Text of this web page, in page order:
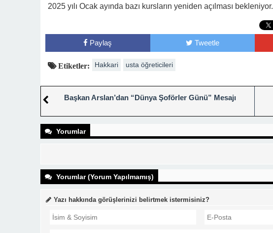
2025 yılı Ocak ayında bazı kursların yeniden açılması bekleniyor.
Paylaş Tweetle
Etiketler: Hakkari usta öğreticileri
Başkan Arslan’dan “Dünya Şoförler Günü” Mesajı
Yorumlar
Yorumlar (Yorum Yapılmamış)
Yazı hakkında görüşlerinizi belirtmek istermisiniz?